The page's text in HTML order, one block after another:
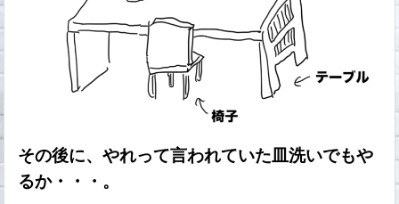
その後に、やれって言われていた皿洗いでもや
るか・・・。